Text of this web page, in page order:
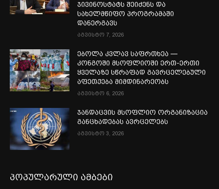
ჯივინოსტატს შეიძენს და
სახელმწიფო პროგრამაში
დანერგავს
აგვისტო 7, 2026
ებოლა კვლავ საფრთხეა —
კონგოში მსოფლიოში ერთ-ერთი
ყველაზე სწრაფად გავრცელებული
აფეთქება მიმდინარეობს
აგვისტო 6, 2026
ჯანდაცვის მსოფლიო ორგანიზაცია
განცხადებას ავრცელებს
აგვისტო 3, 2026
პოპულარული ამბები